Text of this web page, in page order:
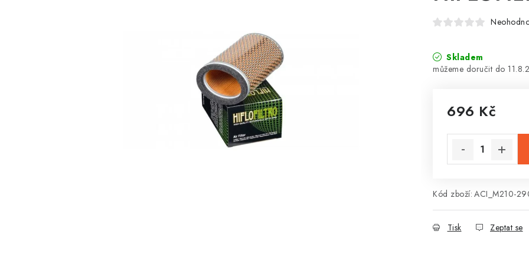
Skladem
696 Kč
Kód zboží: ACI_M210-
Tisk Zeptat se